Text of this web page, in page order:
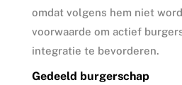
omdat volgens hem niet
voorwaarde om actief
integratie te bevorderen.
Gedeeld burgerschap